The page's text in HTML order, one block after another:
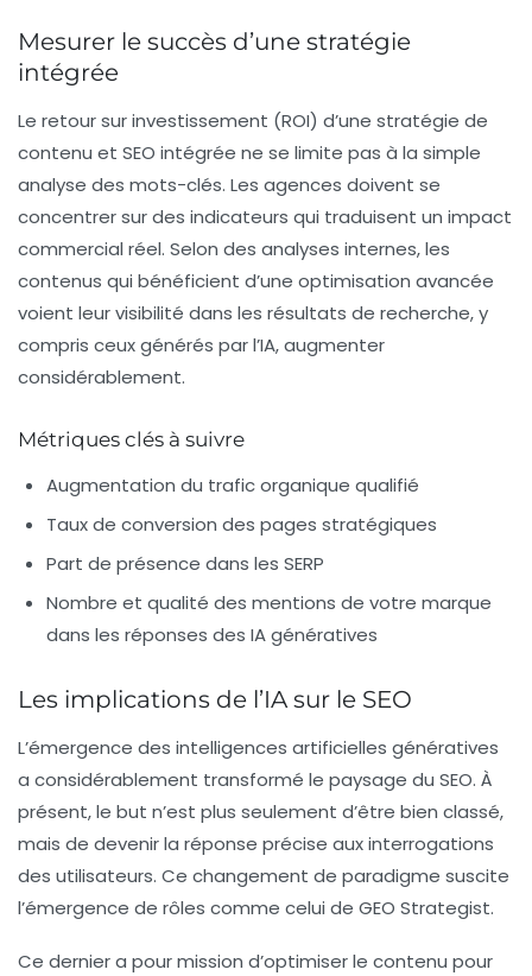
Mesurer le succès d’une stratégie
intégrée
Le retour sur investissement (ROI) d’une stratégie de
contenu et SEO intégrée ne se limite pas à la simple
analyse des mots-clés. Les agences doivent se
concentrer sur des indicateurs qui traduisent un impact
commercial réel. Selon des analyses internes, les
contenus qui bénéficient d’une optimisation avancée
voient leur visibilité dans les résultats de recherche, y
compris ceux générés par l’IA, augmenter
considérablement.
Métriques clés à suivre
Augmentation du trafic organique qualifié
Taux de conversion des pages stratégiques
Part de présence dans les SERP
Nombre et qualité des mentions de votre marque
dans les réponses des IA génératives
Les implications de l’IA sur le SEO
L’émergence des intelligences artificielles génératives
a considérablement transformé le paysage du SEO. À
présent, le but n’est plus seulement d’être bien classé,
mais de devenir la réponse précise aux interrogations
des utilisateurs. Ce changement de paradigme suscite
l’émergence de rôles comme celui de GEO Strategist.
Ce dernier a pour mission d’optimiser le contenu pour